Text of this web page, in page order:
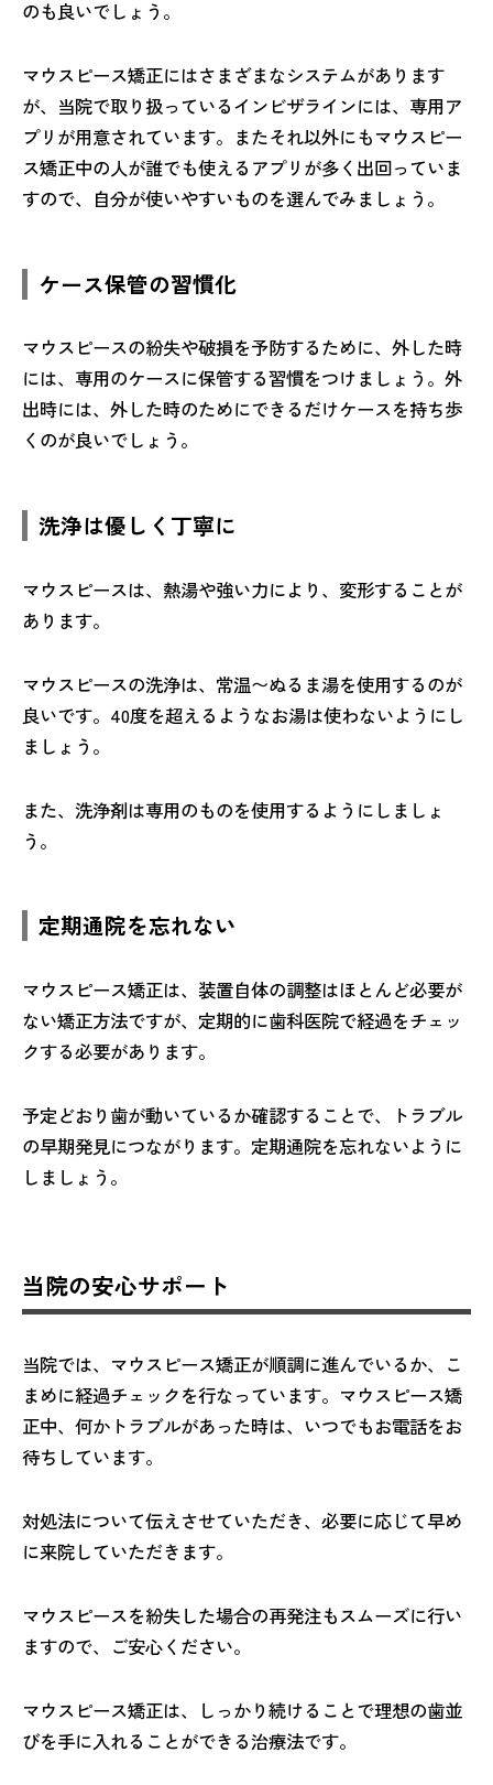
のも良いでしょう。
マウスピース矯正にはさまざまなシステムがあります
が、当院で取り扱っているインビザラインには、専用ア
プリが用意されています。またそれ以外にもマウスピー
ス矯正中の人が誰でも使えるアプリが多く出回っていま
すので、自分が使いやすいものを選んでみましょう。
ケース保管の習慣化
マウスピースの紛失や破損を予防するために、外した時
には、専用のケースに保管する習慣をつけましょう。外
出時には、外した時のためにできるだけケースを持ち歩
くのが良いでしょう。
洗浄は優しく丁寧に
マウスピースは、熱湯や強い力により、変形することが
あります。
マウスピースの洗浄は、常温〜ぬるま湯を使用するのが
良いです。40度を超えるようなお湯は使わないようにし
ましょう。
また、洗浄剤は専用のものを使用するようにしましょ
う。
定期通院を忘れない
マウスピース矯正は、装置自体の調整はほとんど必要が
ない矯正方法ですが、定期的に歯科医院で経過をチェッ
クする必要があります。
予定どおり歯が動いているか確認することで、トラブル
の早期発見につながります。定期通院を忘れないように
しましょう。
当院の安心サポート
当院では、マウスピース矯正が順調に進んでいるか、こ
まめに経過チェックを行なっています。マウスピース矯
正中、何かトラブルがあった時は、いつでもお電話をお
待ちしています。
対処法について伝えさせていただき、必要に応じて早め
に来院していただきます。
マウスピースを紛失した場合の再発注もスムーズに行い
ますので、ご安心ください。
マウスピース矯正は、しっかり続けることで理想の歯並
びを手に入れることができる治療法です。